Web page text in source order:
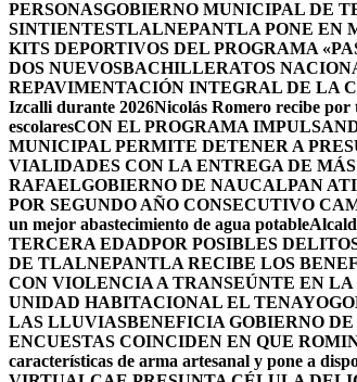
PERSONASGOBIERNO MUNICIPAL DE
SINTIENTESTLALNEPANTLA PONE EN
KITS DEPORTIVOS DEL PROGRAMA
DOS NUEVOSBACHILLERATOS
REPAVIMENTACIÓN INTEGRAL DE LA
Izcalli durante 2026Nicolás Romero recibe por
escolaresCON EL PROGRAMA
MUNICIPAL PERMITE DETENER A
VIALIDADES CON LA ENTREGA DE
RAFAELGOBIERNO DE NAUCALPAN
POR SEGUNDO AÑO CONSECUTIVO
un mejor abastecimiento de agua potable
TERCERA EDADPOR POSIBLES
DE TLALNEPANTLA RECIBE LOS
CON VIOLENCIA A TRANSEÚNTE EN
UNIDAD HABITACIONAL EL TENAYO
LAS LLUVIASBENEFICIA GOBIERNO
ENCUESTAS COINCIDEN EN QUE
características de arma artesanal y pone a